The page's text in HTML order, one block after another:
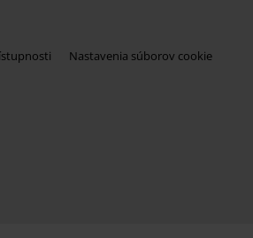
Nastavenia súborov cookie